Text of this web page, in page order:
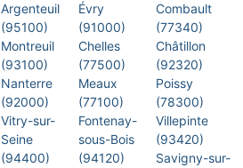
Argenteuil
(95100)
Montreuil
(93100)
Nanterre
(92000)
Vitry-sur-
Seine
(94400)
Évry
(91000)
Chelles
(77500)
Meaux
(77100)
Fontenay-
sous-Bois
(94120)
Combault
(77340)
Châtillon
(92320)
Poissy
(78300)
Villepinte
(93420)
Savigny-sur-